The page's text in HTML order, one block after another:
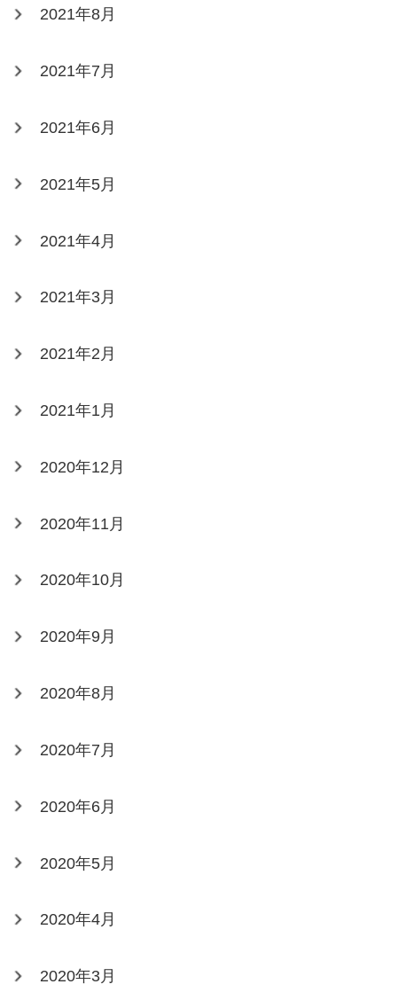
2021年8月
2021年7月
2021年6月
2021年5月
2021年4月
2021年3月
2021年2月
2021年1月
2020年12月
2020年11月
2020年10月
2020年9月
2020年8月
2020年7月
2020年6月
2020年5月
2020年4月
2020年3月